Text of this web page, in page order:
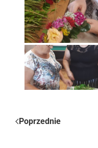
Poprzednie